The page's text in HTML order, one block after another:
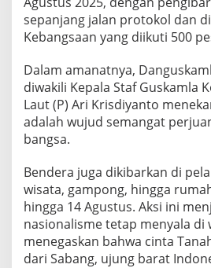
sepanjang jalan protokol dan
Kebangsaan yang diikuti 500
Dalam amanatnya,
diwakili Kepala Staf Guskamla
Laut (P) Ari Krisdiyanto
adalah wujud semangat
bangsa.
Bendera juga dikibarkan di
wisata, gampong, hingga
hingga 14 Agustus. Aksi ini
nasionalisme tetap menyala di
menegaskan bahwa cinta
dari Sabang, ujung barat